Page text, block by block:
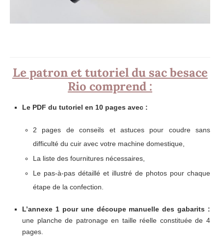
Le patron et tutoriel du sac besace
Rio comprend :
Le PDF du tutoriel en 10 pages avec :
2 pages de conseils et astuces pour coudre sans
difficulté du cuir avec votre machine domestique,
La liste des fournitures nécessaires,
Le pas-à-pas détaillé et illustré de photos pour chaque
étape de la confection.
L’annexe 1 pour une découpe manuelle des gabarits :
une planche de patronage en taille réelle constituée de 4
pages.